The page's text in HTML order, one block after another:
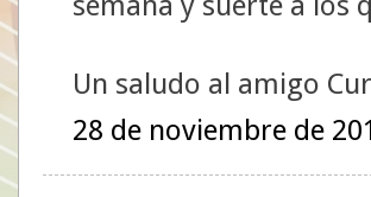
Un saludo al amigo
28 de noviembre de